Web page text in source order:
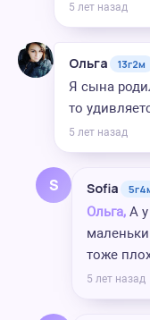
5 лет назад
Ольга 13г2м
Я сына
то
5 лет назад
S Sofia
Ольга, А
тоже
5 лет назад